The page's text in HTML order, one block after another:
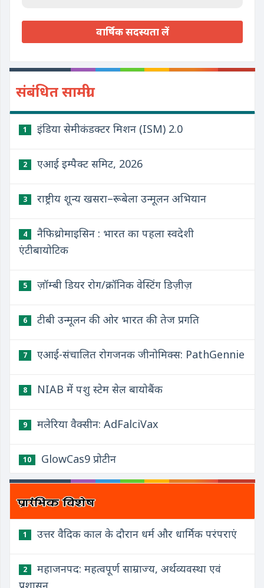
वार्षिक सदस्यता लें
संबंधित सामग्री
1 इंडिया सेमीकंडक्टर मिशन (ISM) 2.0
2 एआई इम्पैक्ट समिट, 2026
3 राष्ट्रीय शून्य खसरा–रूबेला उन्मूलन अभियान
4
नैफिथ्रोमाइसिन : भारत का पहला स्वदेशी
एंटीबायोटिक
5 ज़ॉम्बी डियर रोग/क्रॉनिक वेस्टिंग डिज़ीज़
6 टीबी उन्मूलन की ओर भारत की तेज प्रगति
7 एआई-संचालित रोगजनक जीनोमिक्स: PathGennie
8 NIAB में पशु स्टेम सेल बायोबैंक
9 मलेरिया वैक्सीन: AdFalciVax
10 GlowCas9 प्रोटीन
1 उत्तर वैदिक काल के दौरान धर्म और धार्मिक परंपराएं
2
महाजनपद: महत्वपूर्ण साम्राज्य, अर्थव्यवस्था एवं
प्रशासन